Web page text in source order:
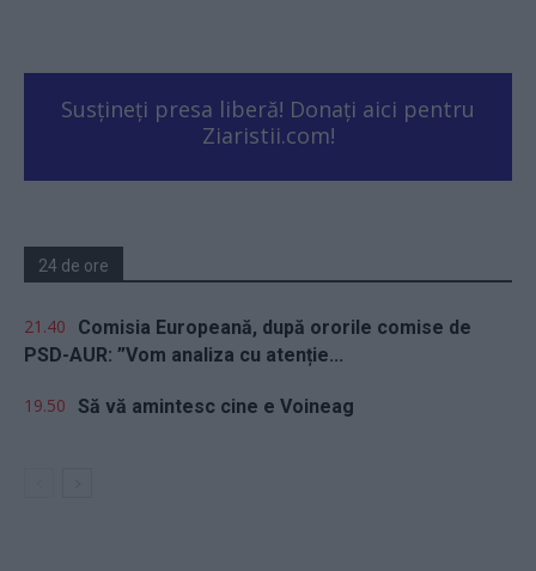
Susțineți presa liberă! Donați aici pentru
Ziaristii.com!
24 de ore
21.40
Comisia Europeană, după ororile comise de
PSD-AUR: ”Vom analiza cu atenție...
19.50 Să vă amintesc cine e Voineag